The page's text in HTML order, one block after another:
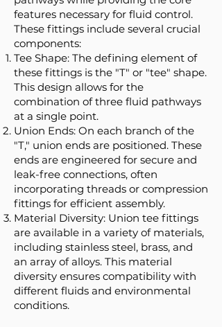
features necessary for fluid control.
These fittings include several crucial
components:
Tee Shape: The defining element of
these fittings is the "T" or "tee" shape.
This design allows for the
combination of three fluid pathways
at a single point.
Union Ends: On each branch of the
"T," union ends are positioned. These
ends are engineered for secure and
leak-free connections, often
incorporating threads or compression
fittings for efficient assembly.
Material Diversity: Union tee fittings
are available in a variety of materials,
including stainless steel, brass, and
an array of alloys. This material
diversity ensures compatibility with
different fluids and environmental
conditions.